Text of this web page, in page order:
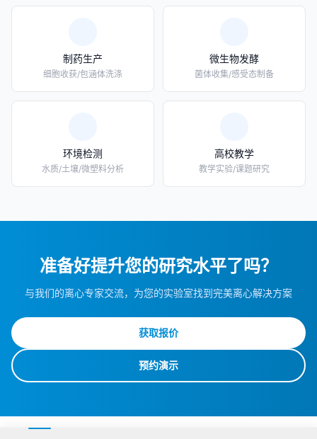
制药生产
细胞收获/包涵体洗涤
微生物发酵
菌体收集/感受态制备
环境检测
水质/土壤/微塑料分析
高校教学
教学实验/课题研究
准备好提升您的研究水平了吗？
与我们的离心专家交流，为您的实验室找到完美离心解决方案
获取报价
预约演示